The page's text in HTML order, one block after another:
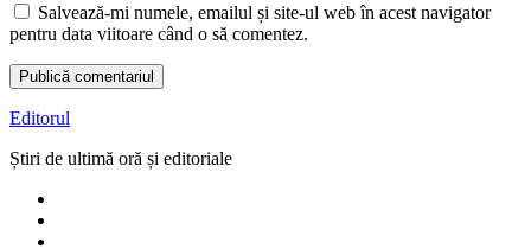
Salvează-mi numele, emailul și site-ul web în acest navigator
pentru data viitoare când o să comentez.
Editorul
Știri de ultimă oră și editoriale